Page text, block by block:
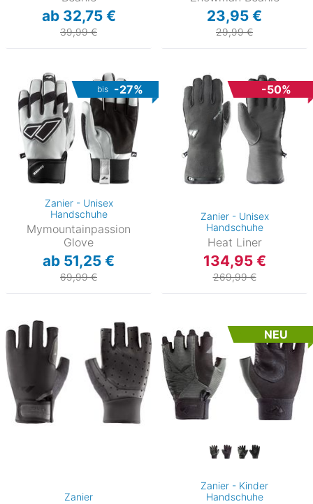
ab 32,75 €
39,99 €
23,95 €
29,99 €
bis -27%
Zanier - Unisex
Handschuhe
Mymountainpassion
Glove
ab 51,25 €
69,99 €
-50%
Zanier - Unisex
Handschuhe
Heat Liner
134,95 €
269,99 €
Zanier
NEU
Zanier - Kinder
Handschuhe